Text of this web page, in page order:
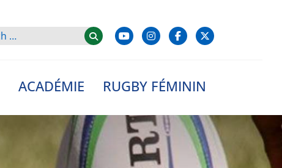
ACADÉMIE RUGBY FÉMININ